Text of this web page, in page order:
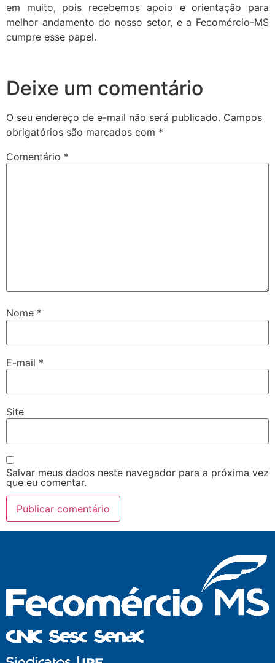
em muito, pois recebemos apoio e orientação para
melhor andamento do nosso setor, e a Fecomércio-MS
cumpre esse papel.
Deixe um comentário
O seu endereço de e-mail não será publicado. Campos
obrigatórios são marcados com *
Comentário *
Nome *
E-mail *
Site
Salvar meus dados neste navegador para a próxima vez
que eu comentar.